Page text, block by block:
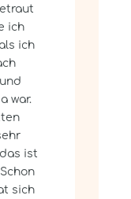
ich
ich
war.
ist
sich